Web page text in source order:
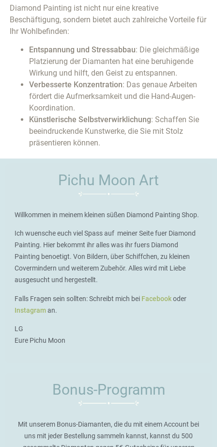
Diamond Painting ist nicht nur eine kreative
Beschäftigung, sondern bietet auch zahlreiche Vorteile für
Ihr Wohlbefinden:
Entspannung und Stressabbau: Die gleichmäßige
Platzierung der Diamanten hat eine beruhigende
Wirkung und hilft, den Geist zu entspannen.
Verbesserte Konzentration: Das genaue Arbeiten
fördert die Aufmerksamkeit und die Hand-Augen-
Koordination.
Künstlerische Selbstverwirklichung: Schaffen Sie
beeindruckende Kunstwerke, die Sie mit Stolz
präsentieren können.
Pichu Moon Art
Willkommen in meinem kleinen süßen Diamond Painting Shop.
Ich wuensche euch viel Spass auf meiner Seite fuer Diamond
Painting. Hier bekommt ihr alles was ihr fuers Diamond
Painting benoetigt. Von Bildern, über Schiffchen, zu kleinen
Covermindern und weiterem Zubehör. Alles wird mit Liebe
ausgesucht und hergestellt.
Falls Fragen sein sollten: Schreibt mich bei Facebookoder
Instagraman.
LG
Eure Pichu Moon
Bonus-Programm
Mit unserem Bonus-Diamanten, die du mit einem Account bei
uns mit jeder Bestellung sammeln kannst, kannst du 500